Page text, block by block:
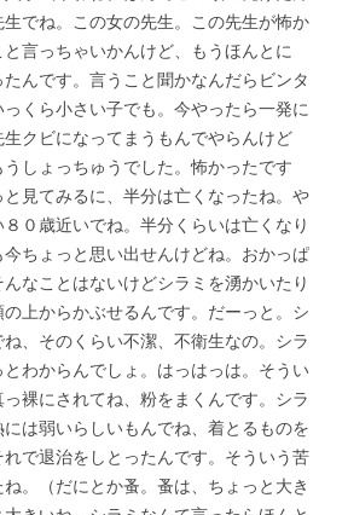
でね。この女の先生。この先生が怖か
言っちゃいかんけど、もうほんとに
んです。言うこと聞かなんだらビンタ
くら小さい子でも。今やったら一発に
クビになってまうもんでやらんけど
しょっちゅうでした。怖かったです
見てみるに、半分は亡くなったね。や
０歳近いでね。半分くらいは亡くなり
ちょっと思い出せんけどね。おかっぱ
なことはないけどシラミを湧かいたり
上からかぶせるんです。だーっと。シ
、そのくらい不潔、不衛生なの。シラ
わからんでしょ。はっはっは。そうい
裸にされてね、粉をまくんです。シラ
は弱いらしいもんでね、着とるものを
で退治をしとったんです。そういう苦
。（だにとか蚤。蚤は、ちょっと大き